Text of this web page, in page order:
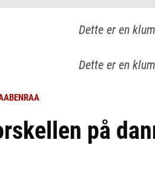
Dette er en
Dette er en
på